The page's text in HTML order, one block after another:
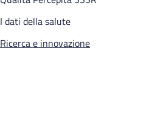
I dati della salute
Ricerca e innovazionePagina attuale